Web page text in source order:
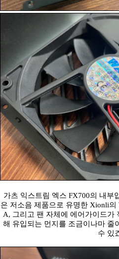
가츠 익스트림 엑스 FX700의 내부
은 저소음 제품으로 유명한 Xionli의
A, 그리고 팬 자체에 에어가이드가
해 유입되는 먼지를 조금이나마 줄
수 있